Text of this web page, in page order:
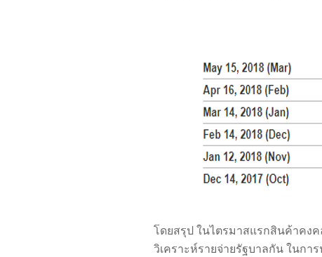
โดยสรุป ในไตรมาสแรกสินค้าคง
วิเคราะห์รายจ่ายรัฐบาลกันในกา